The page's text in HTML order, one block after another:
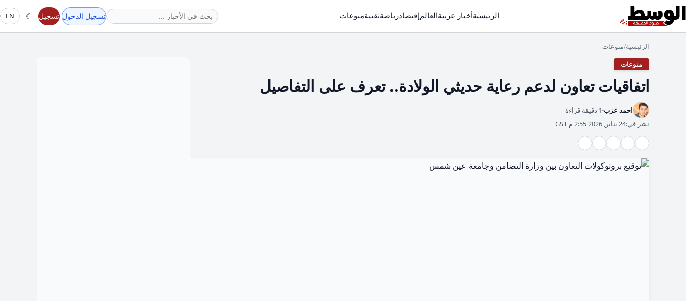
الرئيسيةأخبار عربيةالعالمإقتصادرياضةتقنيةمنوعات تسجيل الدخول تسجيل ☾
EN
الرئيسية/منوعات
منوعات
اتفاقيات تعاون لدعم رعاية حديثي الولادة.. تعرف على التفاصيل
احمد عزب 1 دقيقة قراءة
نشر في:24 يناير, 2026 2:55 م GST